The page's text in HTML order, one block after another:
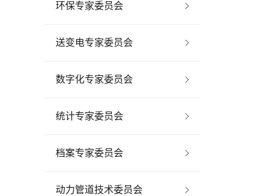
环保专家委员会
送变电专家委员会
数字化专家委员会
统计专家委员会
档案专家委员会
动力管道技术委员会